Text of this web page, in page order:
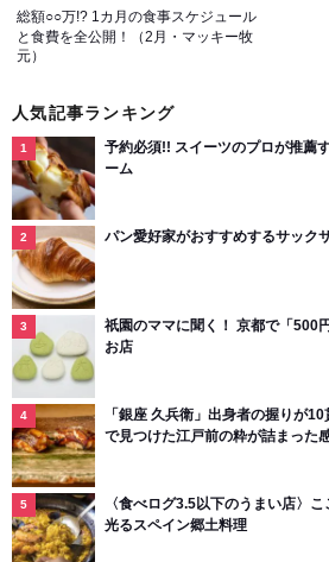
総額○○万!? 1カ月の食事スケジュール
と食費を全公開！（2月・マッキー牧
元）
人気記事ランキング
予約必須!! スイーツのプロが推薦
ーム
パン愛好家がおすすめするサック
祇園のママに聞く！ 京都で「500
お店
「銀座 久兵衛」出身者の握りが
で見つけた江戸前の粋が詰まった
〈食べログ3.5以下のうまい店〉
光るスペイン郷土料理